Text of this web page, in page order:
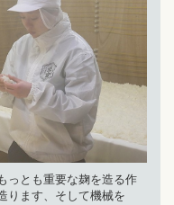
っとも重要な麹を造る作
ります、そして機械を